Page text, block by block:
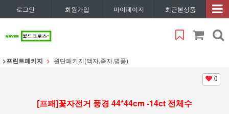
로그인 회원가입 마이페이지 최근본상품
>프린트패키지 원단패키지(액자,족자,병풍)
0
[프패]꽃자전거 풍경 44*44cm -14ct 전체수